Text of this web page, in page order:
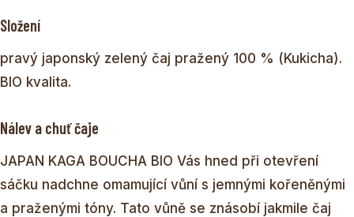
Složení
pravý japonský zelený čaj pražený 100 % (Kukicha).
BIO kvalita.
Nálev a chuť čaje
JAPAN KAGA BOUCHA BIO Vás hned při otevření
sáčku nadchne omamující vůní s jemnými kořeněnými
a praženými tóny. Tato vůně se znásobí jakmile čaj